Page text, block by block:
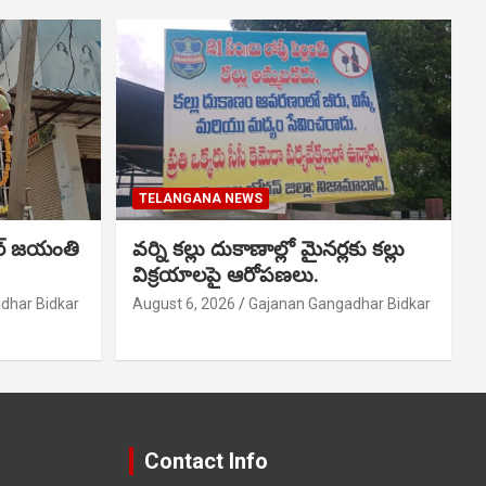
జయంతి
Bidkar
TELANGANA NEWS
వర్ని కల్లు దుకాణాల్లో మైనర్లకు కల్లు
విక్రయాలపై ఆరోపణలు.
August 6, 2026 Gajanan Gangadhar Bidkar
Contact Info